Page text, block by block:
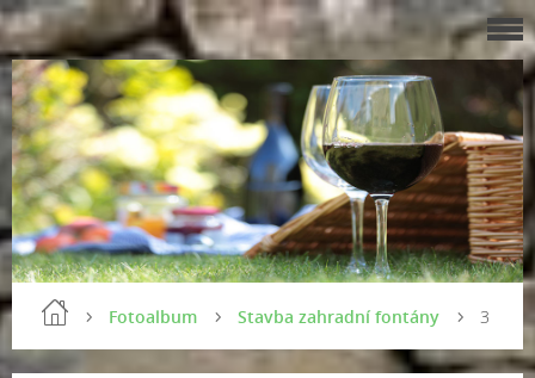
Fotoalbum Stavba zahradní fontány 3